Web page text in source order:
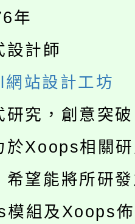
名參加。
施計畫」
教育部表揚
貢獻獎」
學年度第
師甄選結果(
保險知識
學年度學生
新住民語歌
學年度第
師甄選結果(
學年度第
師甄選結果(
化大學推廣
年
設計師
站設計工坊
研究，創意突
於Xoops相關
希望能將所研
模組及Xoops